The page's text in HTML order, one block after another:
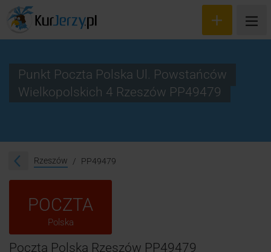
Śledzenie przesyłki
Punkt Poczta Polska Ul. Powstańców
Wielkopolskich 4 Rzeszów PP49479
Rzeszów PP49479
POCZTA
Polska
Poczta Polska Rzeszów PP49479